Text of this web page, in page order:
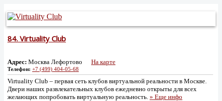
84. Virtuality Club
Адрес: Москва Лефортово На карте
Телефон: +7 (499) 404-05-68
Virtuality Club – первая сеть клубов виртуальной реальности в Москве.
Двери наших развлекательных клубов ежедневно открыты для всех
желающих попробовать виртуальную реальность. » Еще инфо